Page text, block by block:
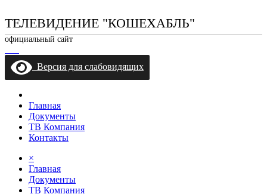
ТЕЛЕВИДЕНИЕ "КОШЕХАБЛЬ"
официальный сайт
Версия для слабовидящих
Главная
Документы
ТВ Компания
Контакты
×
Главная
Документы
ТВ Компания